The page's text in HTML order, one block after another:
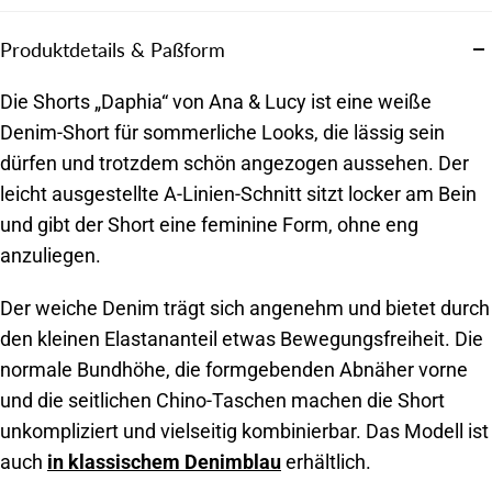
Produktdetails & Paßform
Die Shorts „Daphia“ von Ana & Lucy ist eine weiße
Denim-Short für sommerliche Looks, die lässig sein
dürfen und trotzdem schön angezogen aussehen. Der
leicht ausgestellte A-Linien-Schnitt sitzt locker am Bein
und gibt der Short eine feminine Form, ohne eng
anzuliegen.
Der weiche Denim trägt sich angenehm und bietet durch
den kleinen Elastananteil etwas Bewegungsfreiheit. Die
normale Bundhöhe, die formgebenden Abnäher vorne
und die seitlichen Chino-Taschen machen die Short
unkompliziert und vielseitig kombinierbar. Das Modell ist
auch in klassischem Denimblau erhältlich.